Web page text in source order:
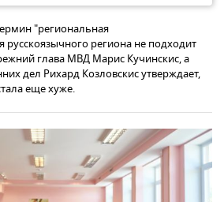
"региональная
русскоязычного региона не подходит
глава МВД Марис Кучинскис, а
дел Рихард Козловскис утверждает,
еще хуже.